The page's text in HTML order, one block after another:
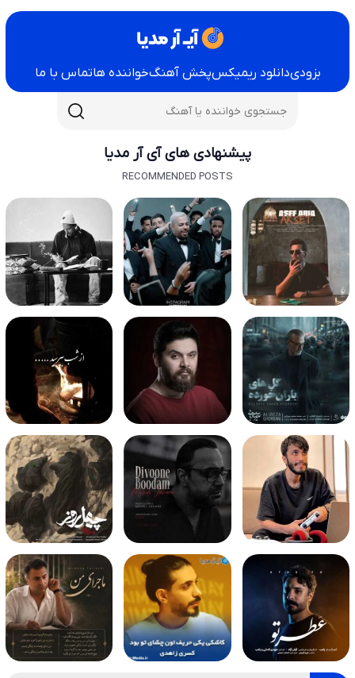
بزودیدانلود ریمیکسپخش آهنگخواننده هاتماس با ما
پیشنهادی های آی آر مدیا
RECOMMENDED POSTS